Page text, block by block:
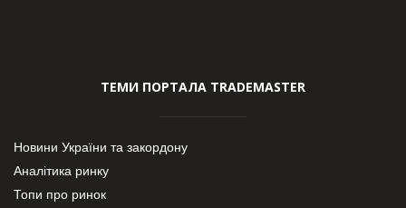
ТЕМИ ПОРТАЛА TRADEMASTER
Новини України та закордону
Аналітика ринку
Топи про ринок